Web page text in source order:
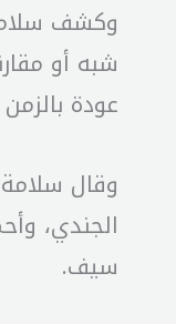
وكشف
شبه أو
عودة بالزمن 15 عاماً إلى الوراء.
وقال
الجندي،
سيف.